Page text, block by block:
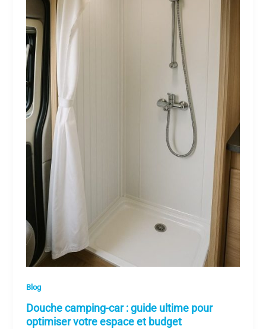
Blog
Douche camping-car : guide ultime pour
optimiser votre espace et budget